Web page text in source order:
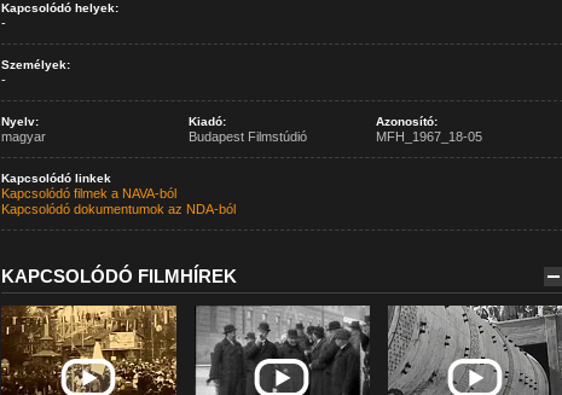
Kapcsolódó helyek:
-
Személyek:
-
Nyelv:
magyar
Kiadó:
Budapest Filmstúdió
Azonosító:
MFH_1967_18-05
Kapcsolódó linkek
Kapcsolódó filmek a NAVA-ból
Kapcsolódó dokumentumok az NDA-ból
KAPCSOLÓDÓ FILMHÍREK